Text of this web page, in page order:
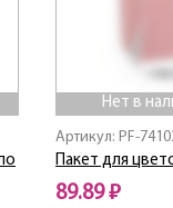
Нет в
Артикул: PF-
Пакет для
89.89 ₽